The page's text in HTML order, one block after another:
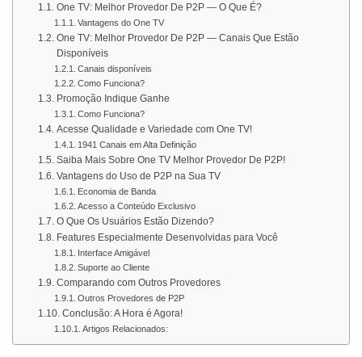
One TV: Melhor Provedor De P2P — O Que É?
Vantagens do One TV
One TV: Melhor Provedor De P2P — Canais Que Estão
Disponíveis
Canais disponíveis
Como Funciona?
Promoção Indique Ganhe
Como Funciona?
Acesse Qualidade e Variedade com One TV!
1941 Canais em Alta Definição
Saiba Mais Sobre One TV Melhor Provedor De P2P!
Vantagens do Uso de P2P na Sua TV
Economia de Banda
Acesso a Conteúdo Exclusivo
O Que Os Usuários Estão Dizendo?
Features Especialmente Desenvolvidas para Você
Interface Amigável
Suporte ao Cliente
Comparando com Outros Provedores
Outros Provedores de P2P
Conclusão: A Hora é Agora!
Artigos Relacionados: